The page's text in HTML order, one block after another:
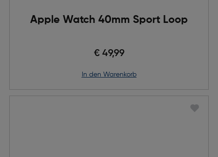
Apple Watch 40mm Sport Loop
€ 49,99
in den Warenkorb